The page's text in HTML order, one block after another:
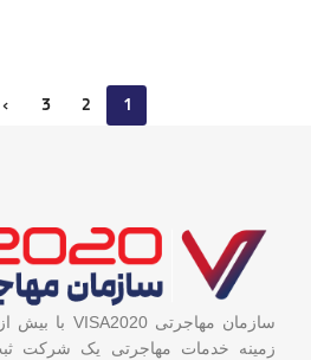
1
2
3
›
زمینه خدمات مهاجرتی یک شرکت